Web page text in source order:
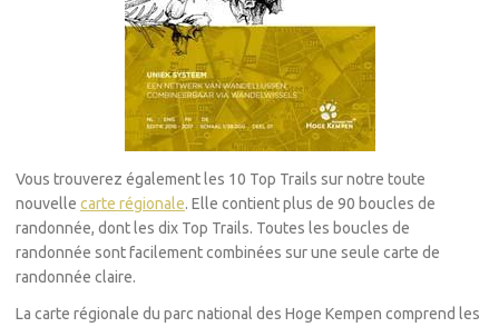
Vous trouverez également les 10 Top Trails sur notre toute
nouvelle carte régionale. Elle contient plus de 90 boucles de
randonnée, dont les dix Top Trails. Toutes les boucles de
randonnée sont facilement combinées sur une seule carte de
randonnée claire.
La carte régionale du parc national des Hoge Kempen comprend les